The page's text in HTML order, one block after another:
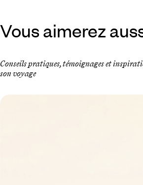
Vous aimerez
Conseils pratiques, témoignages et
son voyage